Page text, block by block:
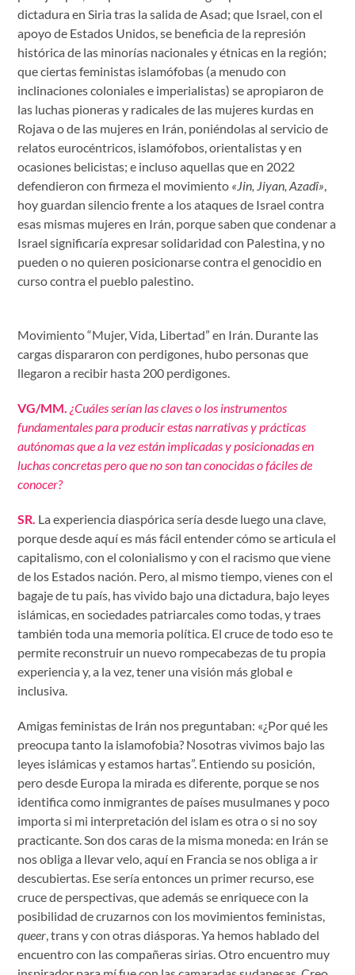
dictadura en Siria tras la salida de Asad; que Israel, con el
apoyo de Estados Unidos, se beneficia de la represión
histórica de las minorías nacionales y étnicas en la región;
que ciertas feministas islamófobas (a menudo con
inclinaciones coloniales e imperialistas) se apropiaron de
las luchas pioneras y radicales de las mujeres kurdas en
Rojava o de las mujeres en Irán, poniéndolas al servicio de
relatos eurocéntricos, islamófobos, orientalistas y en
ocasiones belicistas; e incluso aquellas que en 2022
defendieron con firmeza el movimiento «Jin, Jiyan, Azadî»,
hoy guardan silencio frente a los ataques de Israel contra
esas mismas mujeres en Irán, porque saben que condenar a
Israel significaría expresar solidaridad con Palestina, y no
pueden o no quieren posicionarse contra el genocidio en
curso contra el pueblo palestino.
Movimiento “Mujer, Vida, Libertad” en Irán. Durante las
cargas dispararon con perdigones, hubo personas que
llegaron a recibir hasta 200 perdigones.
VG/MM.¿Cuáles serían las claves o los instrumentos
fundamentales para producir estas narrativas y prácticas
autónomas que a la vez están implicadas y posicionadas en
luchas concretas pero que no son tan conocidas o fáciles de
conocer?
SR. La experiencia diaspórica sería desde luego una clave,
porque desde aquí es másfácil entender cómo se articula el
capitalismo, con el colonialismo y con el racismo que viene
de los Estados nación. Pero, al mismo tiempo, vienes con el
bagaje de tu país, has vivido bajo una dictadura, bajo leyes
islámicas, en sociedades patriarcales como todas, y traes
también toda una memoria política. El cruce de todo eso te
permite reconstruir un nuevo rompecabezas de tu propia
experiencia y, a la vez, tener una visión más global e
inclusiva.
Amigas feministas de Irán nos preguntaban: «¿Por qué les
preocupa tanto la islamofobia? Nosotras vivimos bajo las
leyes islámicas y estamos hartas”. Entiendo su posición,
pero desde Europa la mirada es diferente, porque se nos
identifica como inmigrantes de países musulmanes y poco
importa si mi interpretación del islam es otra o si no soy
practicante. Son dos caras de la misma moneda: en Irán se
nos obliga a llevar velo, aquí en Francia se nos obliga a ir
descubiertas. Ese sería entonces un primer recurso, ese
cruce de perspectivas, que además se enriquece con la
posibilidad de cruzarnos con los movimientos feministas,
queer, trans y con otras diásporas. Ya hemos hablado del
encuentro con las compañeras sirias. Otro encuentro muy